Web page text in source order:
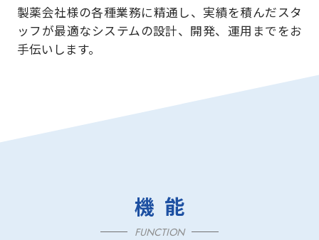
製薬会社様の各種業務に精通し、実績を積んだスタ
ッフが最適なシステムの設計、開発、運用までをお
手伝いします。
機能
FUNCTION